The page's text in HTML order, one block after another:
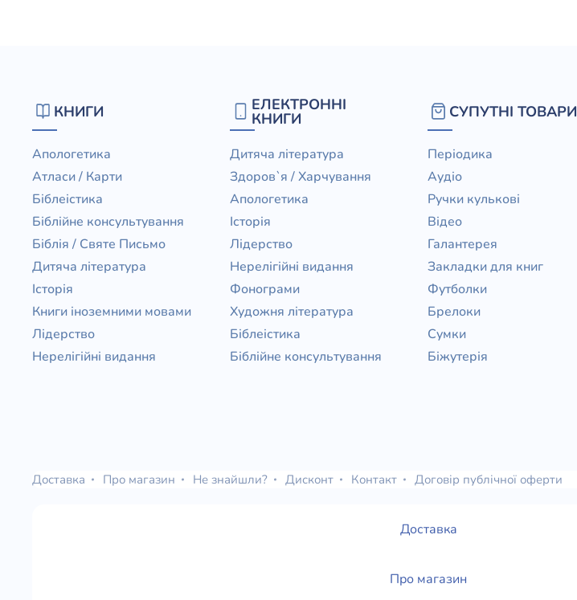
КНИГИ
Апологетика
Атласи / Карти
Біблеістика
Біблійне консультування
Біблія / Святе Письмо
Дитяча література
Історія
Книги іноземними мовами
Лідерство
Нерелігійні видання
ЕЛЕКТРОННІ
КНИГИ
Дитяча література
Здоров`я / Харчування
Апологетика
Історія
Лідерство
Нерелігійні видання
Фонограми
Художня література
Біблеістика
Біблійне консультування
СУПУТНІ ТОВАРИ
Періодика
Аудіо
Ручки кулькові
Відео
Галантерея
Закладки для книг
Футболки
Брелоки
Сумки
Біжутерія
Доставка Про магазин Не знайшли? Дисконт Контакт Договір публічної оферти
Доставка
Про магазин